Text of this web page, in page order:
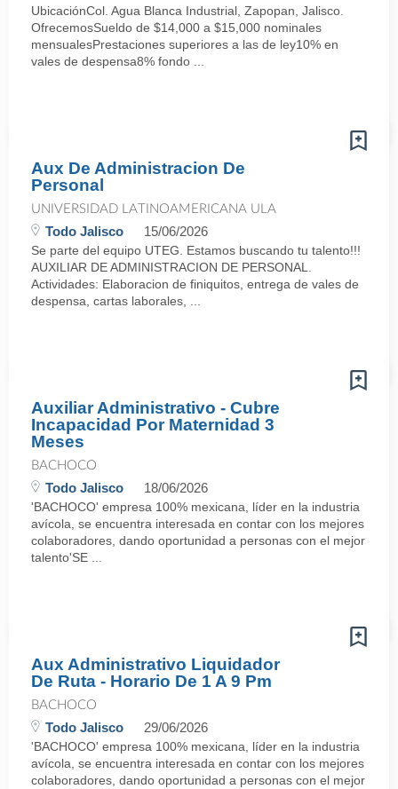
UbicaciónCol. Agua Blanca Industrial, Zapopan, Jalisco.
OfrecemosSueldo de $14,000 a $15,000 nominales
mensualesPrestaciones superiores a las de ley10% en
vales de despensa8% fondo ...
Aux De Administracion De
Personal
UNIVERSIDAD LATINOAMERICANA ULA
Todo Jalisco 15/06/2026
Se parte del equipo UTEG. Estamos buscando tu talento!!!
AUXILIAR DE ADMINISTRACION DE PERSONAL.
Actividades: Elaboracion de finiquitos, entrega de vales de
despensa, cartas laborales, ...
Auxiliar Administrativo - Cubre
Incapacidad Por Maternidad 3
Meses
BACHOCO
Todo Jalisco 18/06/2026
'BACHOCO' empresa 100% mexicana, líder en la industria
avícola, se encuentra interesada en contar con los mejores
colaboradores, dando oportunidad a personas con el mejor
talento'SE ...
Aux Administrativo Liquidador
De Ruta - Horario De 1 A 9 Pm
BACHOCO
Todo Jalisco 29/06/2026
'BACHOCO' empresa 100% mexicana, líder en la industria
avícola, se encuentra interesada en contar con los mejores
colaboradores, dando oportunidad a personas con el mejor